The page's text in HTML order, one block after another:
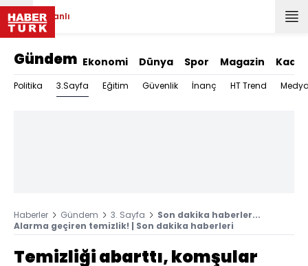
Canlı
Gündem Ekonomi Dünya Spor Magazin Kadın
Politika 3.Sayfa Eğitim Güvenlik İnanç HT Trend
Haberler Gündem 3. Sayfa
Son dakika haberler...
Alarma geçiren temizlik! | Son dakika haberleri
Temizliği abarttı, komşular